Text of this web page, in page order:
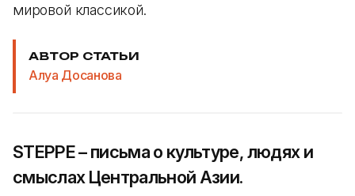
мировой классикой.
АВТОР СТАТЬИ
Алуа Досанова
STEPPE – письма о культуре, людях и
смыслах Центральной Азии.